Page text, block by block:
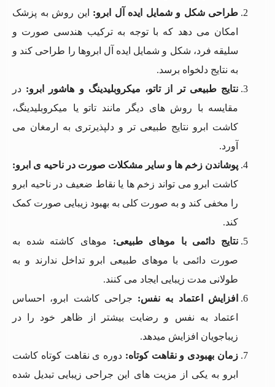
طراحی شکل و شمایل ایده آل ابرو: این روش به پزشک
امکان می دهد که با توجه به ترکیب هندسی صورت و
سلیقه فرد، شکل و شمایل ایده آل ابروها را طراحی کند و
به نتایج دلخواه برسد.
نتایج طبیعی تر از تاتو، میکروبلیدینگ و هاشور ابرو: در
مقایسه با روش های دیگر مانند تاتو یا میکروبلیدینگ،
کاشت ابرو نتایج طبیعی تر و دلپذیرتری به ارمغان می
آورد.
پوشاندن زخم ها و سایر مشکلات صورت در ناحیه ی ابرو:
کاشت ابرو می تواند زخم ها یا نقاط ضعیف در ناحیه ابرو
را مخفی کند و به صورت کلی به بهبود زیبایی صورت کمک
کند.
نتایج دائمی با موهای طبیعی: موهای کاشته شده به
صورت دائمی با موهای طبیعی ابرو تداخل ندارند و به
طولانی مدت زیبایی ایجاد می کنند.
افزایش اعتماد به نفس: جراحی کاشت ابرو، احساس
اعتماد به نفس و رضایت بیشتر از ظاهر خود را در
زیباجویان افزایش میدهد.
زمان بهبودی و نقاهت کوتاه: دوره ی نقاهت کوتاه کاشت
ابرو به یکی از مزیت های این جراحی زیبایی تبدیل شده